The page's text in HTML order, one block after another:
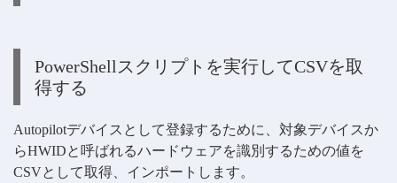
PowerShellスクリプトを実行してCSVを取
得する
Autopilotデバイスとして登録するために、対象デバイスか
らHWIDと呼ばれるハードウェアを識別するための値を
CSVとして取得、インポートします。